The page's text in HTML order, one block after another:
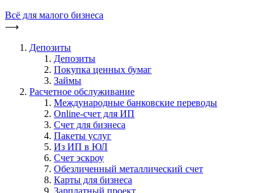
Всё для малого бизнеса
⟶
Депозиты
Депозиты
Покупка ценных бумаг
Займы
Расчетное обслуживание
Международные банковские переводы
Online-счет для ИП
Счет для бизнеса
Пакеты услуг
Из ИП в ЮЛ
Счет эскроу
Обезличенный металлический счет
Карты для бизнеса
Зарплатный проект